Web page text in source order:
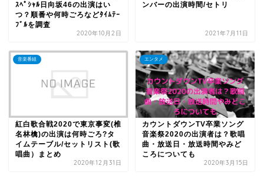
ｽﾍﾟｼｬﾙ日向坂46の出演はい
つ？順番や何時ごろなどﾀｲﾑﾃｰ
ﾌﾞﾙを調査
2020年10月2日
ンバーの出演時間/セトリ
2021年7月11日
音楽番組
紅白歌合戦2020で東京事変(椎
名林檎)の出演は何時ごろ?タ
イムテーブル/セットリスト(歌
唱曲）まとめ
2020年12月31日
エンタメ
カウントダウンTV卒業ソング
音楽祭2020の出演者は？歌唱
曲・放送日・放送時間やみど
ころについても
2020年3月15日